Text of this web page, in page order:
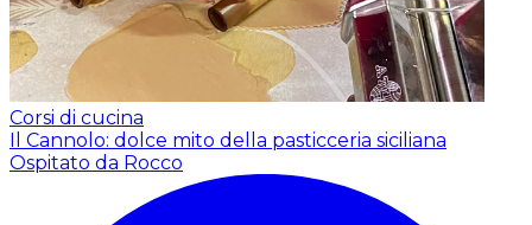
Corsi di cucina
Il Cannolo: dolce mito della pasticceria siciliana
Ospitato da Rocco